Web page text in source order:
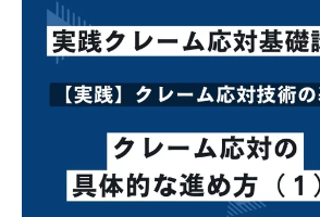
は様々なクレームが発生しています。本講
ムとは何か？を確認することで
２．クレームの初期応対具体的な実践方法
も踏まえて解説しています。
第６回以降は、スタンダードプランユーザ